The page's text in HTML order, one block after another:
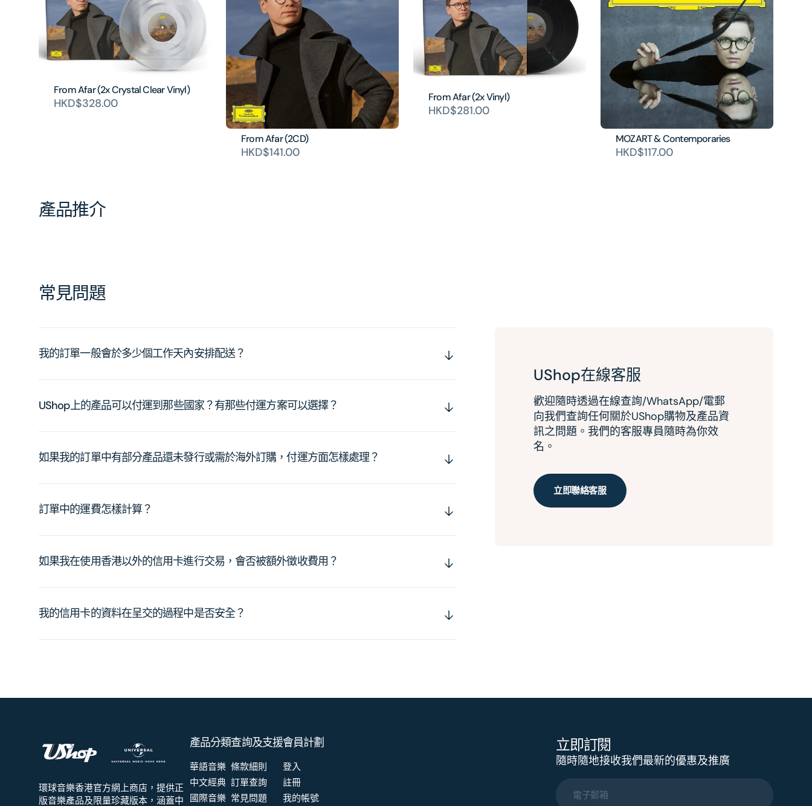
From Afar (2x Crystal Clear Vinyl)
HKD$328.00
From Afar (2CD)
HKD$141.00
From Afar (2x Vinyl)
HKD$281.00
MOZART & Contemporaries
HKD$117.00
產品推介
常見問題
我的訂單一般會於多少個工作天內安排配送？
UShop上的產品可以付運到那些國家？有那些付運方案可以選擇？
如果我的訂單中有部分產品還未發行或需於海外訂購，付運方面怎樣處理？
訂單中的運費怎樣計算？
如果我在使用香港以外的信用卡進行交易，會否被額外徵收費用？
我的信用卡的資料在呈交的過程中是否安全？
UShop在線客服
歡迎隨時透過在線查詢/WhatsApp/電郵
向我們查詢任何關於UShop購物及產品資
訊之問題。我們的客服專員隨時為你效
名。
立即聯絡客服
環球音樂香港官方網上商店，提供正
版音樂產品及限量珍藏版本，涵蓋中
產品分類
華語音樂
中文經典
國際音樂
查詢及支援
條款細則
訂單查詢
常見問題
會員計劃
登入
註冊
我的帳號
立即訂閱
隨時隨地接收我們最新的優惠及推廣
電子郵箱